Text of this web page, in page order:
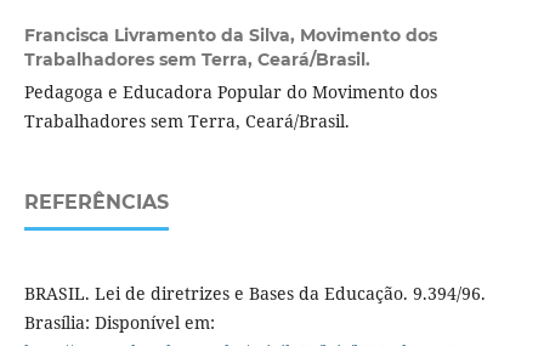
Francisca Livramento da Silva, Movimento dos
Trabalhadores sem Terra, Ceará/Brasil.
Pedagoga e Educadora Popular do Movimento dos
Trabalhadores sem Terra, Ceará/Brasil.
REFERÊNCIAS
BRASIL. Lei de diretrizes e Bases da Educação. 9.394/96.
Brasília: Disponível em: